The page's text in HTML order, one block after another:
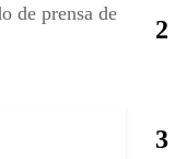
de prensa de